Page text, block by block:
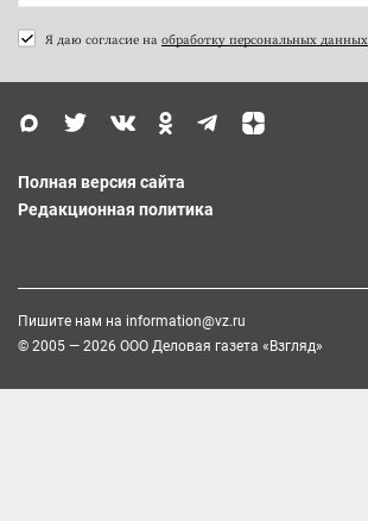
Я даю согласие на обработку персональных данных
Полная версия сайта
Редакционная политика
Пишите нам на information@vz.ru
© 2005 — 2026 ООО Деловая газета «Взгляд»